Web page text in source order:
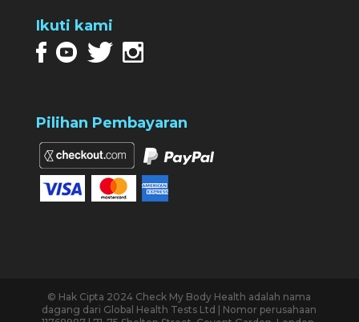
Ikuti kami
Pilihan Pembayaran
© Hak Cipta 2024 Check My Body Health adalah nama
dagang dari Global Health Tests Ltd | Nomor perusahaan